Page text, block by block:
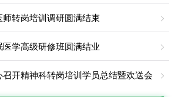
转岗培训调研圆满结束
学高级研修班圆满结业
开精神科转岗培训学员总结暨欢送会